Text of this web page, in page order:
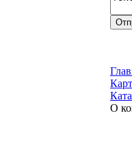
О